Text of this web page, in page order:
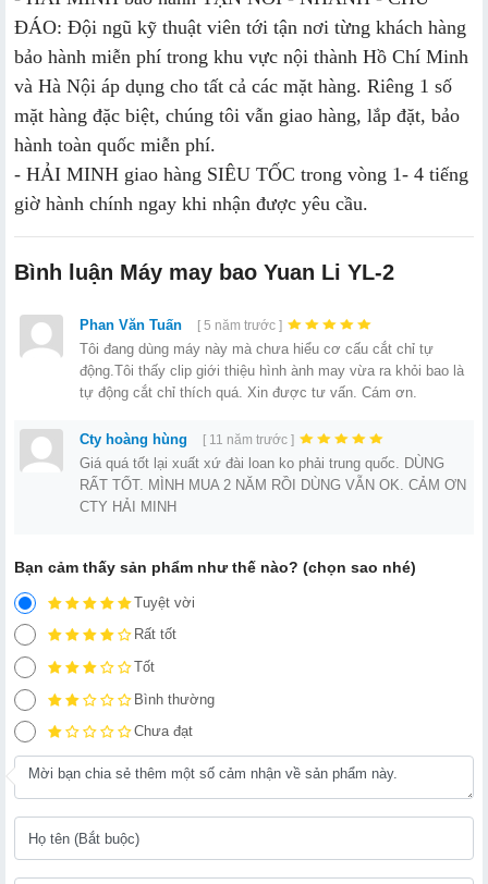
ĐÁO: Đội ngũ kỹ thuật viên tới tận nơi từng khách hàng
bảo hành miễn phí trong khu vực nội thành Hồ Chí Minh
và Hà Nội áp dụng cho tất cả các mặt hàng. Riêng 1 số
mặt hàng đặc biệt, chúng tôi vẫn giao hàng, lắp đặt, bảo
hành toàn quốc miễn phí.
- HẢI MINH giao hàng SIÊU TỐC trong vòng 1- 4 tiếng
giờ hành chính ngay khi nhận được yêu cầu.
Bình luận Máy may bao Yuan Li YL-2
Phan Văn Tuấn [ 5 năm trước ]
Tôi đang dùng máy này mà chưa hiểu cơ cấu cắt chỉ tự
động.Tôi thấy clip giới thiệu hình ành may vừa ra khỏi bao là
tự động cắt chỉ thích quá. Xin được tư vấn. Cám ơn.
Cty hoàng hùng [ 11 năm trước ]
Giá quá tốt lại xuất xứ đài loan ko phải trung quốc. DÙNG
RẤT TỐT. MÌNH MUA 2 NĂM RỒI DÙNG VẪN OK. CẢM ƠN
CTY HẢI MINH
Bạn cảm thấy sản phẩm như thế nào? (chọn sao nhé)
Tuyệt vời
Rất tốt
Tốt
Bình thường
Chưa đạt